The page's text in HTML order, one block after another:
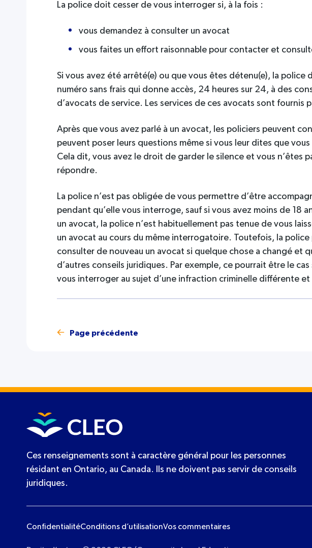
La police doit cesser de vous interroger si, à la fois :
vous demandez à consulter un avocat
vous faites un effort raisonnable pour contacter et
Si vous avez été arrêté(e) ou que vous êtes détenu(e), la police
numéro sans frais qui donne accès, 24 heures sur 24, à des
d’avocats de service. Les services de ces avocats sont fournis
Après que vous avez parlé à un avocat, les policiers peuvent
peuvent poser leurs questions même si vous leur dites que
Cela dit, vous avez le droit de garder le silence et vous n’êtes
répondre.
La police n’est pas obligée de vous permettre d’être
pendant qu’elle vous interroge, sauf si vous avez moins de 18
un avocat, la police n’est habituellement pas tenue de vous
un avocat au cours du même interrogatoire. Toutefois, la
consulter de nouveau un avocat si quelque chose a changé et
d’autres conseils juridiques. Par exemple, ce pourrait être le
vous interroger au sujet d’une infraction criminelle différente et
Page précédente
Ces renseignements sont à caractère général pour les personnes
résidant en Ontario, au Canada. Ils ne doivent pas servir de conseils
juridiques.
ConfidentialitéConditions d’utilisationVos commentaires